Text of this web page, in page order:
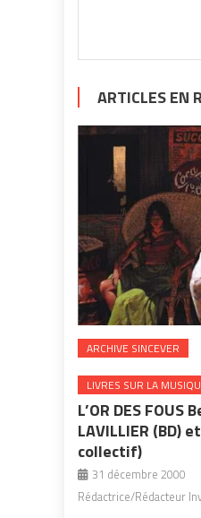
ARTICLES EN
ARCHIVE SINCEVER
LIVRES SUR LA
L’OR DES FOUS
LAVILLIER (BD)
collectif)
31 décembre 2000
Rédactrice/Rédacteur